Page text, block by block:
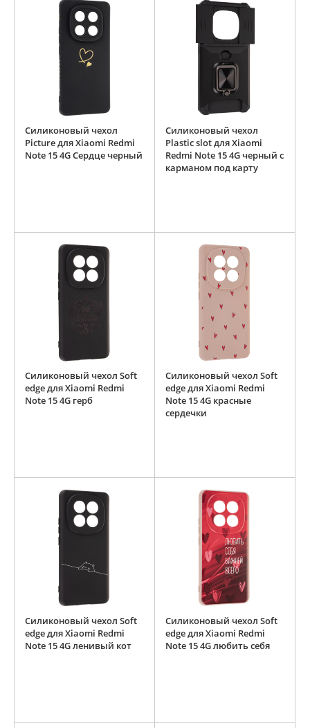
Силиконовый чехол
Picture для Xiaomi Redmi
Note 15 4G Сердце черный
Силиконовый чехол
Plastic slot для Xiaomi
Redmi Note 15 4G черный с
карманом под карту
Силиконовый чехол Soft
edge для Xiaomi Redmi
Note 15 4G герб
Силиконовый чехол Soft
edge для Xiaomi Redmi
Note 15 4G красные
сердечки
Силиконовый чехол Soft
edge для Xiaomi Redmi
Note 15 4G ленивый кот
Силиконовый чехол Soft
edge для Xiaomi Redmi
Note 15 4G любить себя